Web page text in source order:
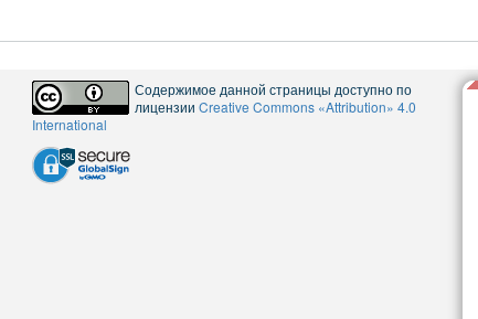
Содержимое данной страницы доступно по
лицензии Creative Commons «Attribution» 4.0
International